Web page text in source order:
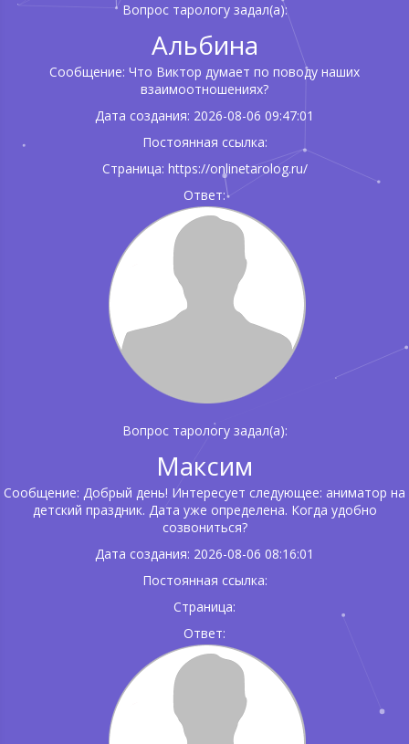
Вопрос тарологу задал(а):
Альбина
Сообщение: Что Виктор думает по поводу наших
взаимоотношениях?
Дата создания: 2026-08-06 09:47:01
Постоянная ссылка:
Страница: https://onlinetarolog.ru/
Ответ:
Вопрос тарологу задал(а):
Максим
Сообщение: Добрый день! Интересует следующее: аниматор на
детский праздник. Дата уже определена. Когда удобно
созвониться?
Дата создания: 2026-08-06 08:16:01
Постоянная ссылка:
Страница:
Ответ: